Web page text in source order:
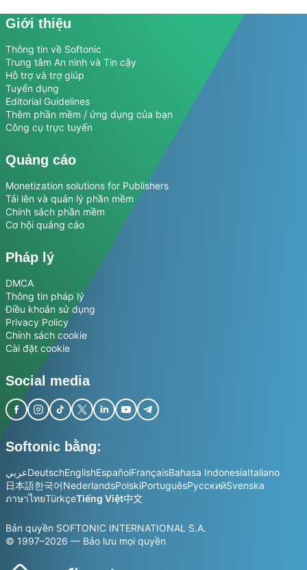
Giới thiệu
Thông tin về Softonic
Trung tâm An ninh và Tin cậy
Hỗ trợ và trợ giúp
Tuyển dụng
Editorial Guidelines
Thêm phần mềm / ứng dụng của bạn
Công cụ trực tuyến
Quảng cáo
Monetization solutions for Publishers
Tải lên và quản lý phần mềm
Chính sách phần mềm
Cơ hội quảng cáo
Pháp lý
DMCA
Thông tin pháp lý
Điều khoản sử dụng
Privacy Policy
Chính sách cookie
Cài đặt cookie
Social media
Softonic bằng:
عربيDeutschEnglishEspañolFrançaisBahasa IndonesiaItaliano
日本語한국어NederlandsPolskiPortuguêsРусскийSvenska
ภาษาไทยTürkçeTiếng Việt中文
Bản quyền SOFTONIC INTERNATIONAL S.A.
© 1997–2026 — Bảo lưu mọi quyền